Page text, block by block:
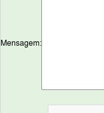
Mensagem: